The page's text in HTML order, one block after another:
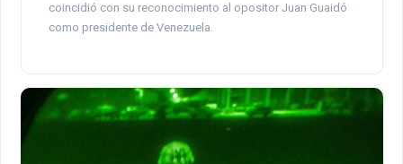
coincidió con su reconocimiento al opositor Juan Guaidó
como presidente de Venezuela.